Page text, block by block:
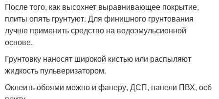
После того, как высохнет выравнивающее покрытие,
плиты опять грунтуют. Для финишного грунтования
лучше применить средство на водоэмульсионной
основе.
Грунтовку наносят широкой кистью или распыляют
жидкость пульверизатором.
Оклеить обоями можно и фанеру, ДСП, панели ПВХ, осб